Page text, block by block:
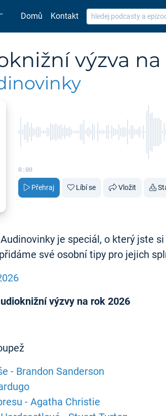
Domů Kontakt
výzva na
0:00
Přehraj Líbí se Vložit
je speciál, o který jste
své osobní tipy pro jejich
výzvy na rok 2026
- Brandon Sanderson
- Agatha Christie